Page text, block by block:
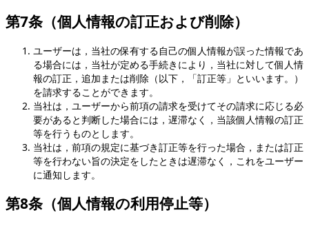
第7条（個人情報の訂正および削除）
ユーザーは，当社の保有する自己の個人情報が誤った情報であ
る場合には，当社が定める手続きにより，当社に対して個人情
報の訂正，追加または削除（以下，「訂正等」といいます。）
を請求することができます。
当社は，ユーザーから前項の請求を受けてその請求に応じる必
要があると判断した場合には，遅滞なく，当該個人情報の訂正
等を行うものとします。
当社は，前項の規定に基づき訂正等を行った場合，または訂正
等を行わない旨の決定をしたときは遅滞なく，これをユーザー
に通知します。
第8条（個人情報の利用停止等）